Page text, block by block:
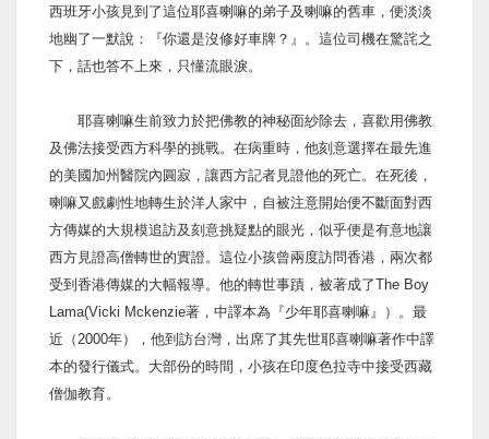
西班牙小孩見到了這位耶喜喇嘛的弟子及喇嘛的舊車，便淡淡
地幽了一默說：『你還是沒修好車牌？』。這位司機在驚詫之
下，話也答不上來，只懂流眼淚。
耶喜喇嘛生前致力於把佛教的神秘面紗除去，喜歡用佛教
及佛法接受西方科學的挑戰。在病重時，他刻意選擇在最先進
的美國加州醫院內圓寂，讓西方記者見證他的死亡。在死後，
喇嘛又戲劇性地轉生於洋人家中，自被注意開始便不斷面對西
方傳媒的大規模追訪及刻意挑疑點的眼光，似乎便是有意地讓
西方見證高僧轉世的實證。這位小孩曾兩度訪問香港，兩次都
受到香港傳媒的大幅報導。他的轉世事蹟，被著成了The Boy
Lama(Vicki Mckenzie著，中譯本為『少年耶喜喇嘛』）。最
近（2000年），他到訪台灣，出席了其先世耶喜喇嘛著作中譯
本的發行儀式。大部份的時間，小孩在印度色拉寺中接受西藏
僧伽教育。